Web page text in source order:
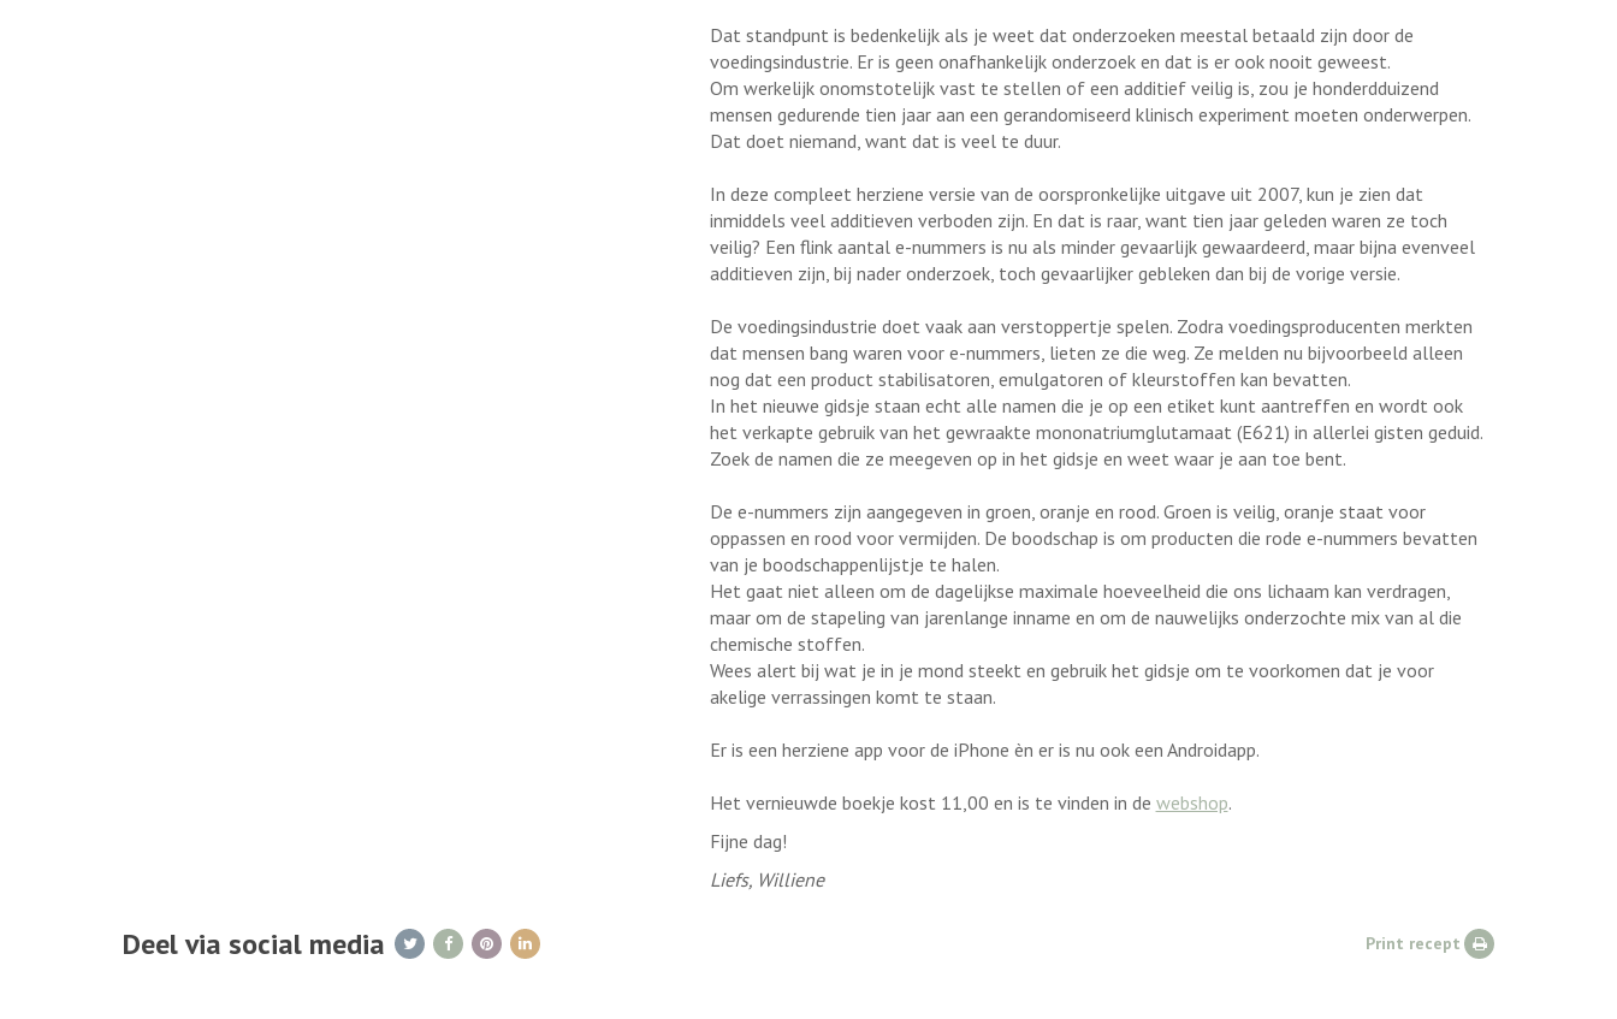
Dat standpunt is bedenkelijk als je weet dat onderzoeken meestal betaald zijn door de
voedingsindustrie. Er is geen onafhankelijk onderzoek en dat is er ook nooit geweest.
Om werkelijk onomstotelijk vast te stellen of een additief veilig is, zou je honderdduizend
mensen gedurende tien jaar aan een gerandomiseerd klinisch experiment moeten onderwerpen.
Dat doet niemand, want dat is veel te duur.
In deze compleet herziene versie van de oorspronkelijke uitgave uit 2007, kun je zien dat
inmiddels veel additieven verboden zijn. En dat is raar, want tien jaar geleden waren ze toch
veilig? Een flink aantal e-nummers is nu als minder gevaarlijk gewaardeerd, maar bijna evenveel
additieven zijn, bij nader onderzoek, toch gevaarlijker gebleken dan bij de vorige versie.
De voedingsindustrie doet vaak aan verstoppertje spelen. Zodra voedingsproducenten merkten
dat mensen bang waren voor e-nummers, lieten ze die weg. Ze melden nu bijvoorbeeld alleen
nog dat een product stabilisatoren, emulgatoren of kleurstoffen kan bevatten.
In het nieuwe gidsje staan echt alle namen die je op een etiket kunt aantreffen en wordt ook
het verkapte gebruik van het gewraakte mononatriumglutamaat (E621) in allerlei gisten geduid.
Zoek de namen die ze meegeven op in het gidsje en weet waar je aan toe bent.
De e-nummers zijn aangegeven in groen, oranje en rood. Groen is veilig, oranje staat voor
oppassen en rood voor vermijden. De boodschap is om producten die rode e-nummers bevatten
van je boodschappenlijstje te halen.
Het gaat niet alleen om de dagelijkse maximale hoeveelheid die ons lichaam kan verdragen,
maar om de stapeling van jarenlange inname en om de nauwelijks onderzochte mix van al die
chemische stoffen.
Wees alert bij wat je in je mond steekt en gebruik het gidsje om te voorkomen dat je voor
akelige verrassingen komt te staan.
Er is een herziene app voor de iPhone èn er is nu ook een Androidapp.
Het vernieuwde boekje kost 11,00 en is te vinden in de webshop.
Fijne dag!
Liefs, Williene
Deel via social media Print recept